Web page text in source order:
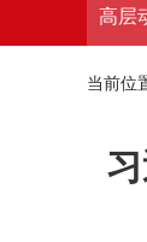
高层
当前位